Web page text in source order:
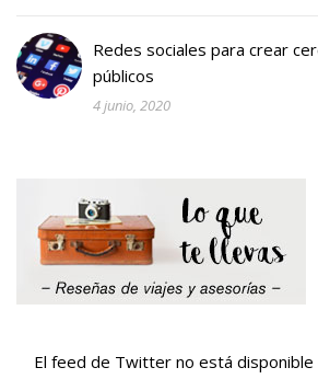
Redes sociales para crear
públicos
4 junio, 2020
El feed de Twitter no está